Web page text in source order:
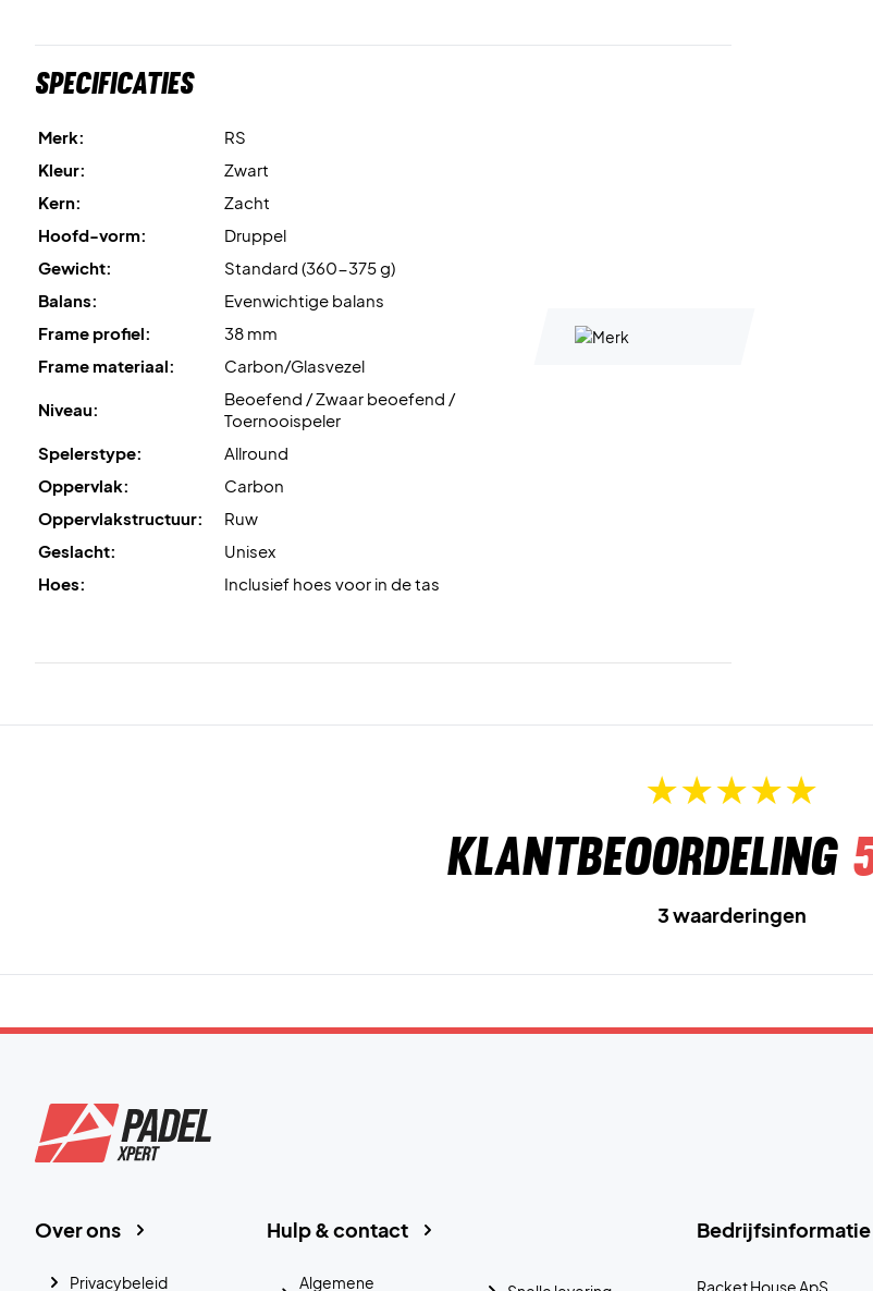
Specificaties
Merk:
RS
Kleur:
Zwart
Kern:
Zacht
Hoofd-vorm:
Druppel
Gewicht:
Standard (360-375 g)
Balans:
Evenwichtige balans
Frame profiel:
38 mm
Frame materiaal:
Carbon/Glasvezel
Niveau:
Beoefend / Zwaar beoefend /
Toernooispeler
Spelerstype:
Allround
Oppervlak:
Carbon
Oppervlakstructuur:
Ruw
Geslacht:
Unisex
Hoes:
Inclusief hoes voor in de tas
Klantbeoordeling
3 waarderingen
Bedrijfsinformatie
Racket House ApS
Hulp & contact
Algemene
Over ons
Privacybeleid